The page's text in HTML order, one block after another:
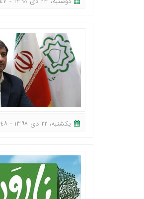
یکشنبه، ٢٢ دی ١٣٩٨ - ١٠:٤٨